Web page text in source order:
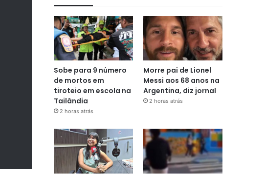
Sobe para 9 número
de mortos em
tiroteio em escola na
Tailândia
2 horas atrás
Morre pai de Lionel
Messi aos 68 anos na
Argentina, diz jornal
2 horas atrás